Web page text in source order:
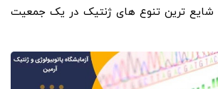
شایع ترین تنوع های ژنتیک در یک جمعیت